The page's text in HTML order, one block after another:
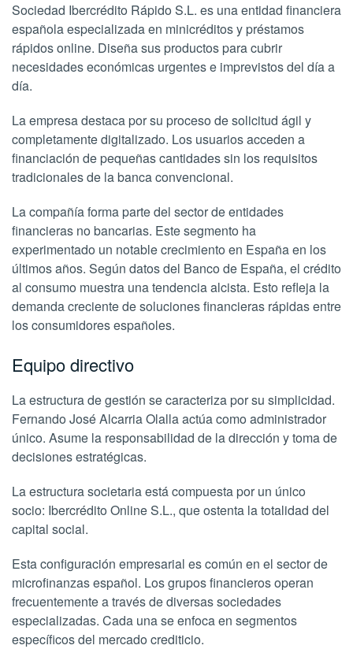
Sociedad Ibercrédito Rápido S.L. es una entidad financiera
española especializada en minicréditos y préstamos
rápidos online. Diseña sus productos para cubrir
necesidades económicas urgentes e imprevistos del día a
día.
La empresa destaca por su proceso de solicitud ágil y
completamente digitalizado. Los usuarios acceden a
financiación de pequeñas cantidades sin los requisitos
tradicionales de la banca convencional.
La compañía forma parte del sector de entidades
financieras no bancarias. Este segmento ha
experimentado un notable crecimiento en España en los
últimos años. Según datos del Banco de España, el crédito
al consumo muestra una tendencia alcista. Esto refleja la
demanda creciente de soluciones financieras rápidas entre
los consumidores españoles.
Equipo directivo
La estructura de gestión se caracteriza por su simplicidad.
Fernando José Alcarria Olalla actúa como administrador
único. Asume la responsabilidad de la dirección y toma de
decisiones estratégicas.
La estructura societaria está compuesta por un único
socio: Ibercrédito Online S.L., que ostenta la totalidad del
capital social.
Esta configuración empresarial es común en el sector de
microfinanzas español. Los grupos financieros operan
frecuentemente a través de diversas sociedades
especializadas. Cada una se enfoca en segmentos
específicos del mercado crediticio.